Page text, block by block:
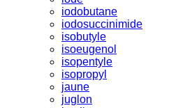
iodobutane
iodosuccinimide
isobutyle
isoeugenol
isopentyle
isopropyl
jaune
juglon